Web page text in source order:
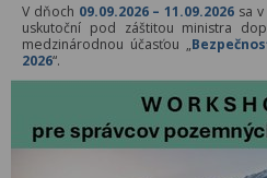
V dňoch 09.09.2026 – 11.09.2026 sa
uskutoční pod záštitou ministra
medzinárodnou účasťou „
2026“.